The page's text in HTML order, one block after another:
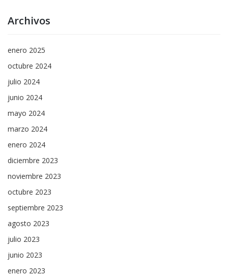
Archivos
enero 2025
octubre 2024
julio 2024
junio 2024
mayo 2024
marzo 2024
enero 2024
diciembre 2023
noviembre 2023
octubre 2023
septiembre 2023
agosto 2023
julio 2023
junio 2023
enero 2023